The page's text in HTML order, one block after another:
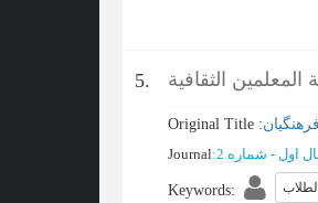
5. الثقافية
Original Title :
Journal:
Keywords: